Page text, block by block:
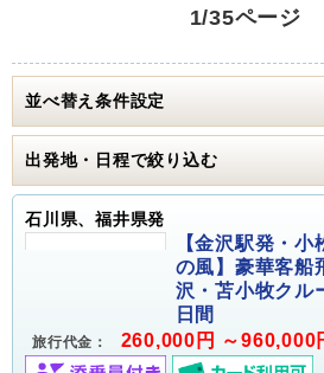
1/35ページ
並べ替え条件設定
出発地・日程で絞り込む
石川県、福井県発
【金沢駅発・
の風】豪華客船
沢・苫小牧クル
日間
旅行代金： 260,000円 ～960,000